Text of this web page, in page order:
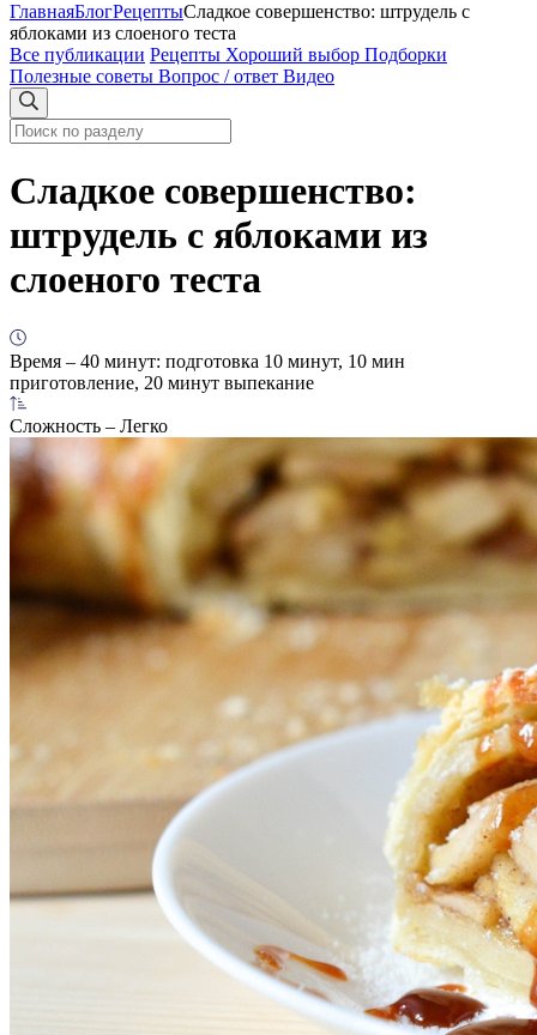
ГлавнаяБлогРецептыСладкое совершенство: штрудель с
яблоками из слоеного теста
Все публикации Рецепты Хороший выбор Подборки
Полезные советы Вопрос / ответ Видео
Сладкое совершенство:
штрудель с яблоками из
слоеного теста
Время – 40 минут: подготовка 10 минут, 10 мин
приготовление, 20 минут выпекание
Сложность – Легко